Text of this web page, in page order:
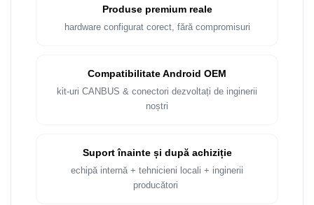
Produse premium reale
hardware configurat corect, fără compromisuri
Compatibilitate Android OEM
kit-uri CANBUS & conectori dezvoltați de inginerii
noștri
Suport înainte și după achiziție
echipă internă + tehnicieni locali + inginerii
producători